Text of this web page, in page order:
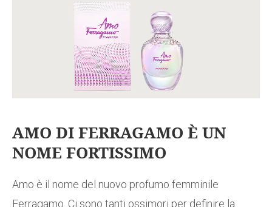
AMO DI FERRAGAMO È UN
NOME FORTISSIMO
Amo è il nome del nuovo profumo femminile
Ferragamo. Ci sono tanti ossimori per definire la